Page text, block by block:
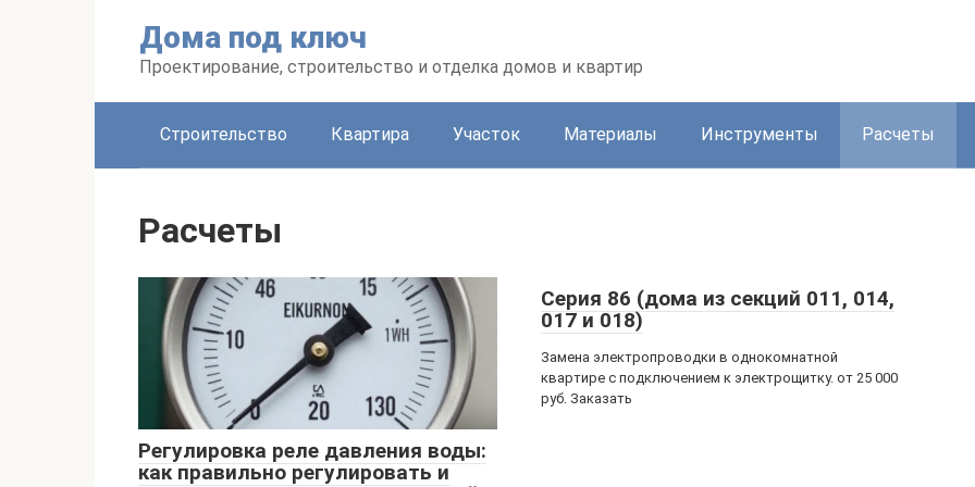
Дома под ключ
Проектирование, строительство и отделка домов и квартир
Строительство Квартира Участок Материалы Инструменты Расчеты
Расчеты
Регулировка реле давления воды:
как правильно регулировать и
Серия 86 (дома из секций 011, 014,
017 и 018)
Замена электропроводки в однокомнатной
квартире с подключением к электрощитку. от 25 000
руб. Заказать